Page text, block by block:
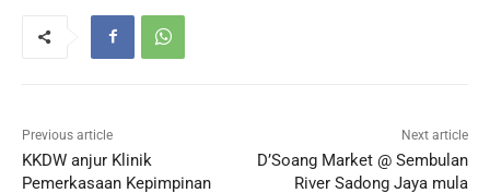
Previous article
KKDW anjur Klinik
Pemerkasaan Kepimpinan
Next article
D’Soang Market @ Sembulan
River Sadong Jaya mula